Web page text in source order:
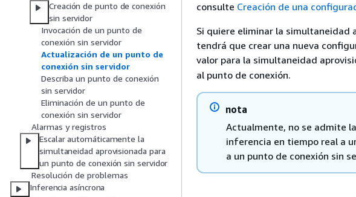
Creación de punto de conexión
sin servidor
Invocación de un punto de
conexión sin servidor
Actualización de un punto de
conexión sin servidor
Describa un punto de conexión
sin servidor
Eliminación de un punto de
conexión sin servidor
Alarmas y registros
Escalar automáticamente la
simultaneidad aprovisionada para
un punto de conexión sin servidor
Resolución de problemas
Inferencia asíncrona
consulte Creación de una
Si quiere eliminar la simultaneidad
tendrá que crear una nueva
valor para la simultaneidad
al punto de conexión.
nota
Actualmente, no se admite
inferencia en tiempo real a
a un punto de conexión sin